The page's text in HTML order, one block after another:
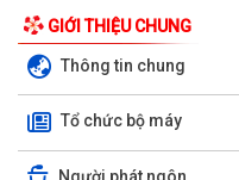
GIỚI THIỆU CHUNG
Thông tin chung
Tổ chức bộ máy